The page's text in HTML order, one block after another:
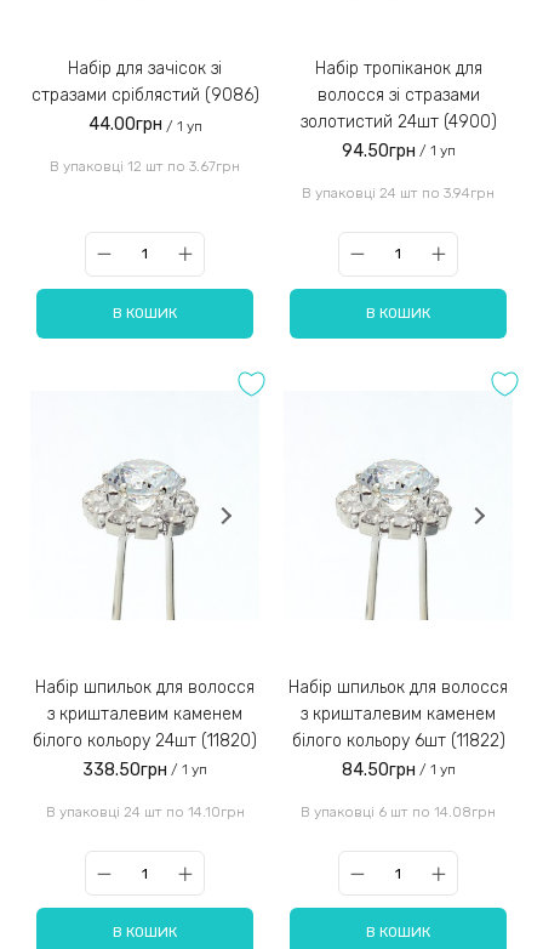
Набір для зачісок зі
стразами сріблястий (9086)
44.00грн / 1 уп
В упаковці 12 шт по 3.67грн
В КОШИК
Набір тропіканок для
волосся зі стразами
золотистий 24шт (4900)
94.50грн / 1 уп
В упаковці 24 шт по 3.94грн
В КОШИК
Набір шпильок для волосся
з кришталевим каменем
білого кольору 24шт (11820)
338.50грн / 1 уп
В упаковці 24 шт по 14.10грн
В КОШИК
Набір шпильок для волосся
з кришталевим каменем
білого кольору 6шт (11822)
84.50грн / 1 уп
В упаковці 6 шт по 14.08грн
В КОШИК